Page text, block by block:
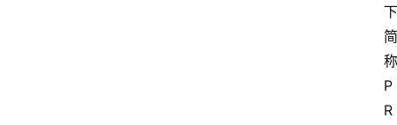
下
简
称
P
R